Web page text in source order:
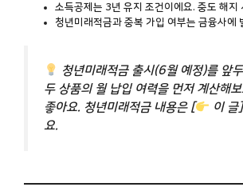
소득공제는 3년 유지 조건이에요. 중도 해지
청년미래적금과 중복 가입 여부는 금융사에
청년미래적금 출시(6월 예정)를 앞
두 상품의 월 납입 여력을 먼저 계산해
좋아요. 청년미래적금 내용은 [
이 글
요.